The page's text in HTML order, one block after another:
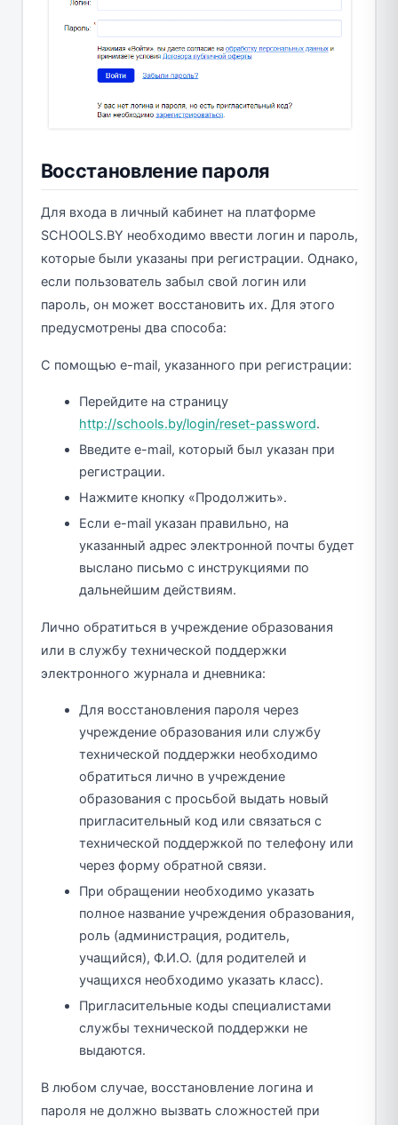
Восстановление пароля
Для входа в личный кабинет на платформе
SCHOOLS.BY необходимо ввести логин и пароль,
которые были указаны при регистрации. Однако,
если пользователь забыл свой логин или
пароль, он может восстановить их. Для этого
предусмотрены два способа:
С помощью e-mail, указанного при регистрации:
Перейдите на страницу
http://schools.by/login/reset-password.
Введите e-mail, который был указан при
регистрации.
Нажмите кнопку «Продолжить».
Если e-mail указан правильно, на
указанный адрес электронной почты будет
выслано письмо с инструкциями по
дальнейшим действиям.
Лично обратиться в учреждение образования
или в службу технической поддержки
электронного журнала и дневника:
Для восстановления пароля через
учреждение образования или службу
технической поддержки необходимо
обратиться лично в учреждение
образования с просьбой выдать новый
пригласительный код или связаться с
технической поддержкой по телефону или
через форму обратной связи.
При обращении необходимо указать
полное название учреждения образования,
роль (администрация, родитель,
учащийся), Ф.И.О. (для родителей и
учащихся необходимо указать класс).
Пригласительные коды специалистами
службы технической поддержки не
выдаются.
В любом случае, восстановление логина и
пароля не должно вызвать сложностей при